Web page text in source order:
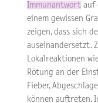
Immunantwort auf
einem gewissen
zeigen, dass sich
auseinandersetzt.
Lokalreaktionen
Rötung an der
Fieber,
können auftreten.